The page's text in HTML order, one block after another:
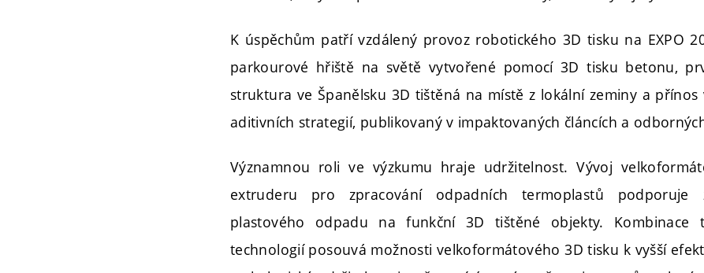
K úspěchům patří vzdálený provoz robotického 3D tisku na EXPO
parkourové hřiště na světě vytvořené pomocí 3D tisku betonu,
struktura ve Španělsku 3D tištěná na místě z lokální zeminy a přínos
aditivních strategií, publikovaný v impaktovaných článcích a
Významnou roli ve výzkumu hraje udržitelnost. Vývoj
extruderu pro zpracování odpadních termoplastů podporuje
plastového odpadu na funkční 3D tištěné objekty. Kombinace
technologií posouvá možnosti velkoformátového 3D tisku k vyšší